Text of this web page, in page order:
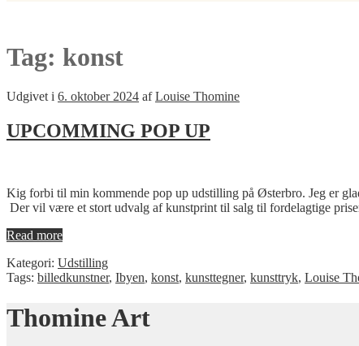
Tag: konst
Udgivet i 6. oktober 2024 afLouise Thomine
UPCOMMING POP UP
Kig forbi til min kommende pop up udstilling på Østerbro. Jeg er
Der vil være et stort udvalg af kunstprint til salg til fordelagtige
Read more
Kategori: Udstilling
Tags: billedkunstner, Ibyen, konst, kunsttegner, kunsttryk, Louise
Thomine Art